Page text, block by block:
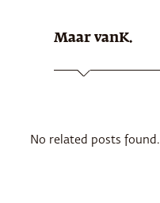
Maar vanK.
No related posts found.